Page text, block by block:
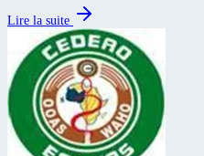
Lire la suite